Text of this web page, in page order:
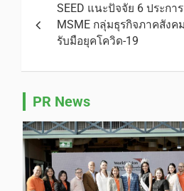
SEED แนะปัจจัย 6 ประกา
MSME กลุ่มธุรกิจภาคสังค
รับมือยุคโควิด-19
PR News